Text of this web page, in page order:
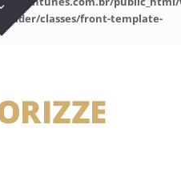
classes/front-template-